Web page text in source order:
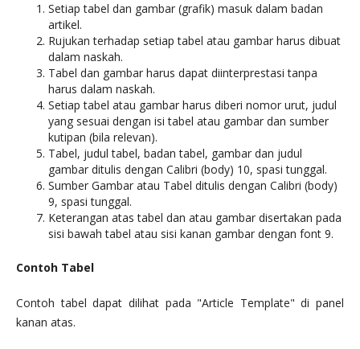
Setiap tabel dan gambar (grafik) masuk dalam badan
artikel.
Rujukan terhadap setiap tabel atau gambar harus dibuat
dalam naskah.
Tabel dan gambar harus dapat diinterprestasi tanpa
harus dalam naskah.
Setiap tabel atau gambar harus diberi nomor urut, judul
yang sesuai dengan isi tabel atau gambar dan sumber
kutipan (bila relevan).
Tabel, judul tabel, badan tabel, gambar dan judul
gambar ditulis dengan Calibri (body) 10, spasi tunggal.
Sumber Gambar atau Tabel ditulis dengan Calibri (body)
9, spasi tunggal.
Keterangan atas tabel dan atau gambar disertakan pada
sisi bawah tabel atau sisi kanan gambar dengan font 9.
Contoh Tabel
Contoh tabel dapat dilihat pada "Article Template" di panel
kanan atas.